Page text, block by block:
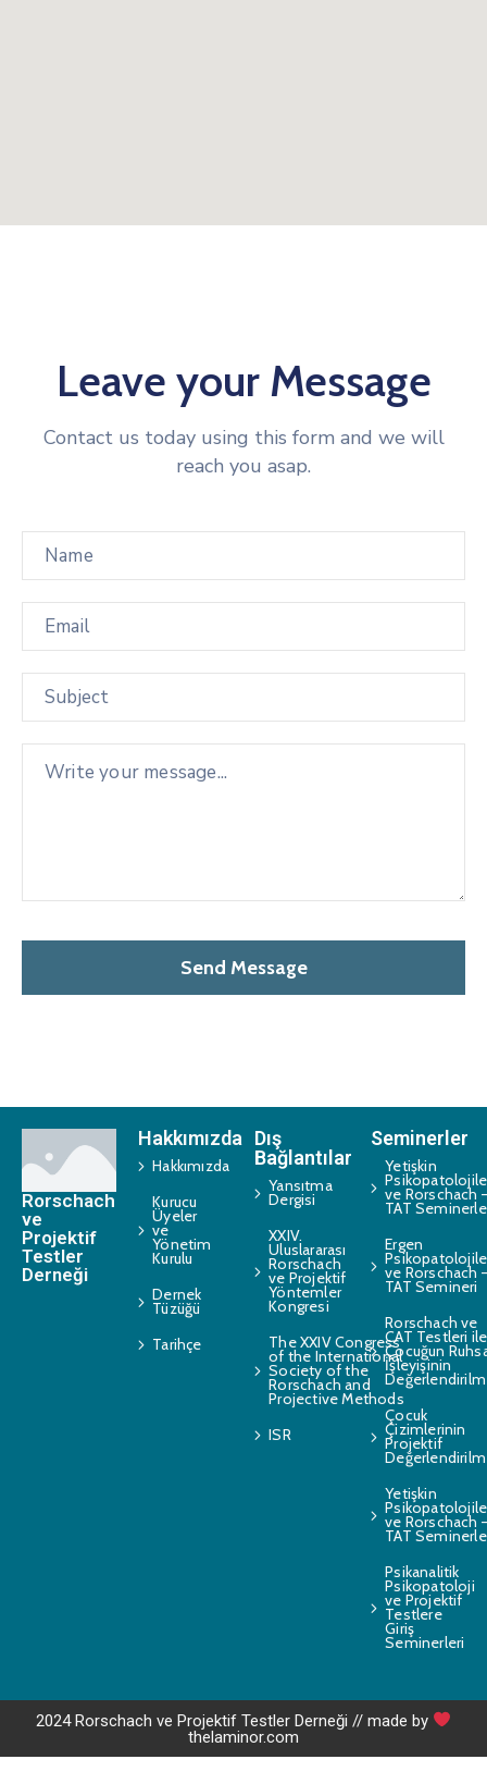
Leave your Message
Contact us today using this form and we will
reach you asap.
Rorschach
ve
Projektif
Testler
Derneği
Hakkımızda
Hakkımızda
Kurucu
Üyeler
ve
Yönetim
Kurulu
Dernek
Tüzüğü
Tarihçe
Dış
Bağlantılar
Yansıtma
Dergisi
XXIV.
Uluslararası
Rorschach
ve Projektif
Yöntemler
Kongresi
The XXIV Congress
of the International
Society of the
Rorschach and
Projective Methods
ISR
Seminerler
Yetişkin
ve Rorschach
TAT
Ergen
ve Rorschach
TAT Semineri
Rorschach ve
CAT Testleri ile
Çocuğun
İşleyişinin
Çocuk
Çizimlerinin
Projektif
Yetişkin
ve Rorschach
TAT
Psikanalitik
Psikopatoloji
ve Projektif
Testlere
Giriş
Seminerleri
2024 Rorschach ve Projektif Testler Derneği // made by
thelaminor.com